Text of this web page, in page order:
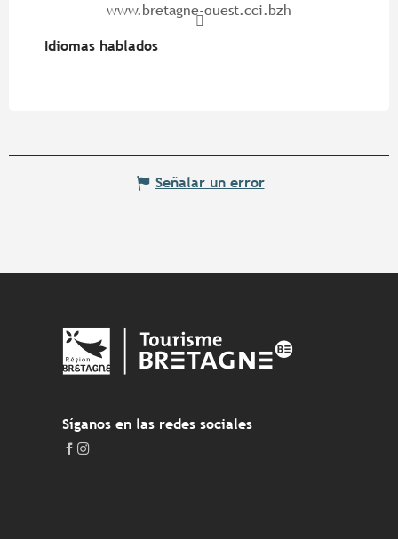
www.bretagne-ouest.cci.bzh
Idiomas hablados
Idiomas hablados
Señalar un error
Síganos en las redes sociales